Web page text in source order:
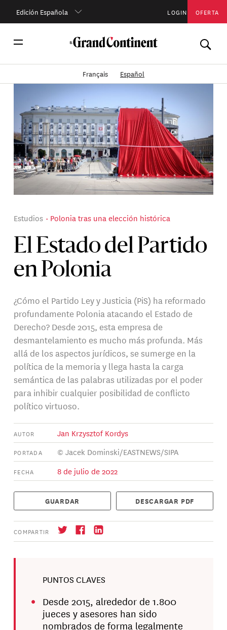
Edición Española LOGIN OFERTA
Français Español
El Estado del Partido
en Polonia
Estudios Polonia tras una elección histórica
¿Cómo el Partido Ley y Justicia (PiS) ha reformado
profundamente Polonia atacando el Estado de
Derecho? Desde 2015, esta empresa de
desmantelamiento es mucho más profunda. Más
allá de los aspectos jurídicos, se sumerge en la
política de la memoria y llega hasta la carga
semántica de las palabras utilizadas por el poder
para inhibir cualquier posibilidad de conflicto
político virtuoso.
AUTOR Jan Krzysztof Kordys
PORTADA © Jacek Dominski/EASTNEWS/SIPA
FECHA 8 de julio de 2022
GUARDAR DESCARGAR PDF
COMPARTIR
PUNTOS CLAVES
Desde 2015, alrededor de 1.800
jueces y asesores han sido
nombrados de forma legalmente